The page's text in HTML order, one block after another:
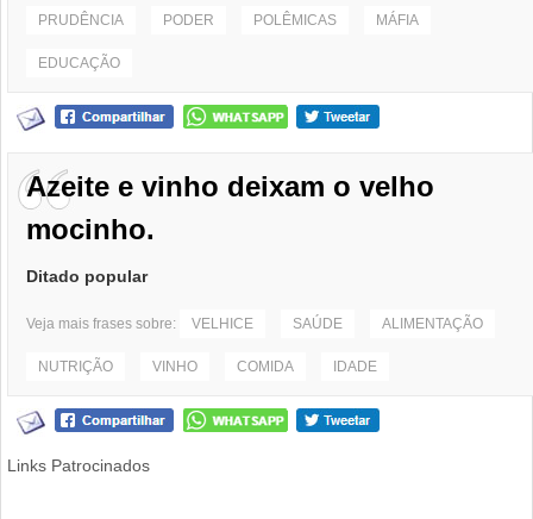
PRUDÊNCIA PODER POLÊMICAS MÁFIA
EDUCAÇÃO
Azeite e vinho deixam o velho
mocinho.
Ditado popular
Veja mais frases sobre: VELHICE SAÚDE ALIMENTAÇÃO
NUTRIÇÃO VINHO COMIDA IDADE
Links Patrocinados